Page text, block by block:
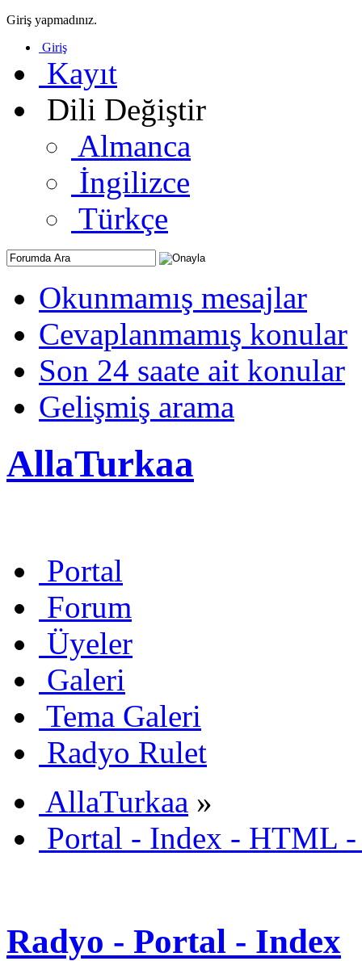
Giriş yapmadınız.
Giriş
Kayıt
Dili Değiştir
Almanca
İngilizce
Türkçe
Okunmamış mesajlar
Cevaplanmamış konular
Son 24 saate ait konular
Gelişmiş arama
AllaTurkaa
Portal
Forum
Üyeler
Galeri
Tema Galeri
Radyo Rulet
AllaTurkaa »
Portal - Index - HTML
Radyo - Portal - Index